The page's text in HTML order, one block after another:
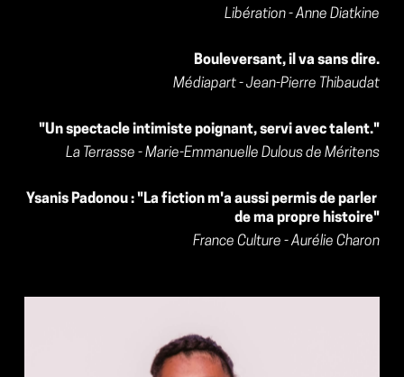
Libération - Anne Diatkine
Bouleversant, il va sans dire.
Médiapart - Jean-Pierre Thibaudat
"Un spectacle intimiste poignant, servi avec talent."
La Terrasse - Marie-Emmanuelle Dulous de Méritens
Ysanis Padonou : "La fiction m'a aussi permis de parler
de ma propre histoire"
France Culture - Aurélie Charon